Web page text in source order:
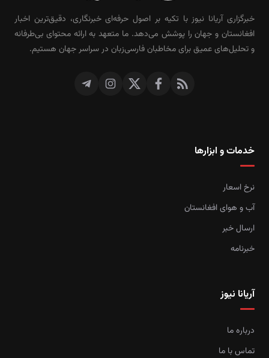
خبرگزاری آریانا نیوز با تکیه بر اصول حرفه‌ای خبرنگاری، دقیق‌ترین اخبار
افغانستان و جهان را پوشش می‌دهد. ما متعهد به ارائه محتوای بی‌طرفانه
و تحلیل‌های عمیق برای مخاطبان فارسی‌زبان در سراسر جهان هستیم.
خدمات و ابزارها
نرخ اسعار
آب و هوای افغانستان
ارسال خبر
خبرنامه
آریانا نیوز
درباره ما
تماس با ما